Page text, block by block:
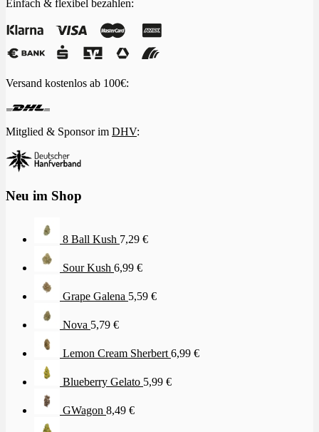
Einfach & flexibel bezahlen:
Versand kostenlos ab 100€:
Mitglied & Sponsor im DHV:
Neu im Shop
8 Ball Kush 7,29 €
Sour Kush 6,99 €
Grape Galena 5,59 €
Nova 5,79 €
Lemon Cream Sherbert 6,99 €
Blueberry Gelato 5,99 €
GWagon 8,49 €